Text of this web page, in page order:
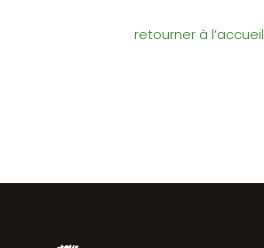
retourner à l’accueil